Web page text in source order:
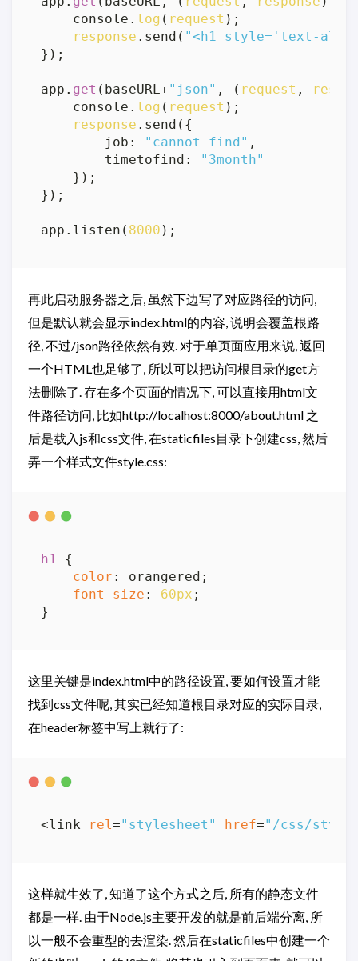
    console.
log ( request );
response .send( "<h1 style='text-
});
app. get (baseURL+"json" , ( request ,
    console.
log ( request );
response .send({
        job:
"cannot find" ,
        timetofind:
"3month"
    });
});
app.listen( 8000
再此启动服务器之后, 虽然下边写了对应路径的访问,
但是默认就会显示index.html的内容, 说明会覆盖根路
径, 不过/json路径依然有效. 对于单页面应用来说, 返回
一个HTML也足够了, 所以可以把访问根目录的get方
法删除了. 存在多个页面的情况下, 可以直接用html文
件路径访问, 比如http://localhost:8000/about.html 之
后是载入js和css文件, 在staticfiles目录下创建css, 然后
弄一个样式文件style.css:
h1 {
color : orangered;
font-size : 60px ;
这里关键是index.html中的路径设置, 要如何设置才能
找到css文件呢, 其实已经知道根目录对应的实际目录,
在header标签中写上就行了:
<link rel="stylesheet" href="/css/
这样就生效了, 知道了这个方式之后, 所有的静态文件
都是一样. 由于Node.js主要开发的就是前后端分离, 所
以一般不会重型的去渲染. 然后在staticfiles中创建一个